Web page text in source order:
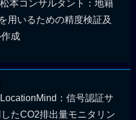
本コンサルタント：地籍
用いるための精度検証及
成
：信号認証サ
たCO2排出量モニタリン